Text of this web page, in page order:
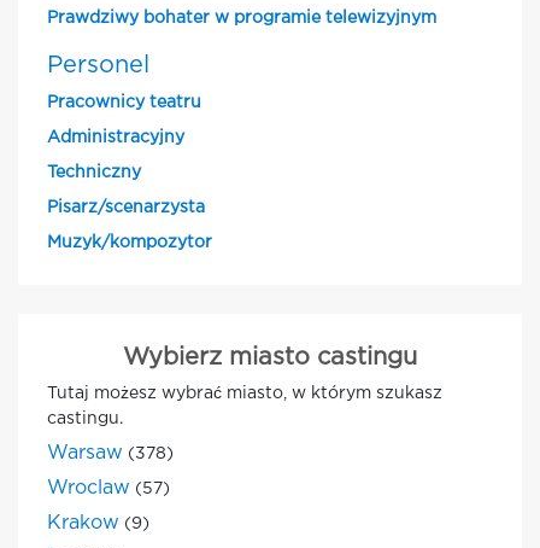
Prawdziwy bohater w programie telewizyjnym
Personel
Pracownicy teatru
Administracyjny
Techniczny
Pisarz/scenarzysta
Muzyk/kompozytor
Wybierz miasto castingu
Tutaj możesz wybrać miasto, w którym szukasz
castingu.
Warsaw (378)
Wroclaw (57)
Krakow (9)